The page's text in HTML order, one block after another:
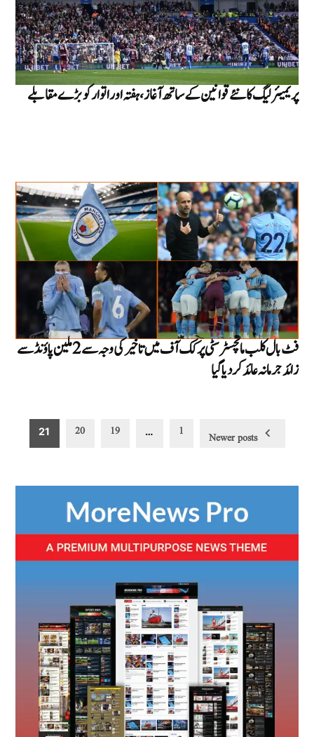
پریمیئر لیگ کا نئے قوانین کے ساتھ آغاز، ہفتہ اور اتوار کو بڑے مقابلے
فٹ بال کلب مانچسٹر سٹی پر کک آف میں تاخیر کی وجہ سے 2 ملین پاؤنڈ سے
زائد جرمانہ عائد کر دیا گیا
Posts
pagination
Newer posts
1
…
19
20
21